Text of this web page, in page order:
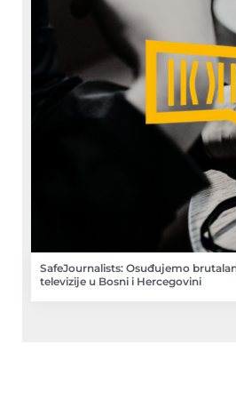
SafeJournalists: Osuđujemo
televizije u Bosni i Hercegovini